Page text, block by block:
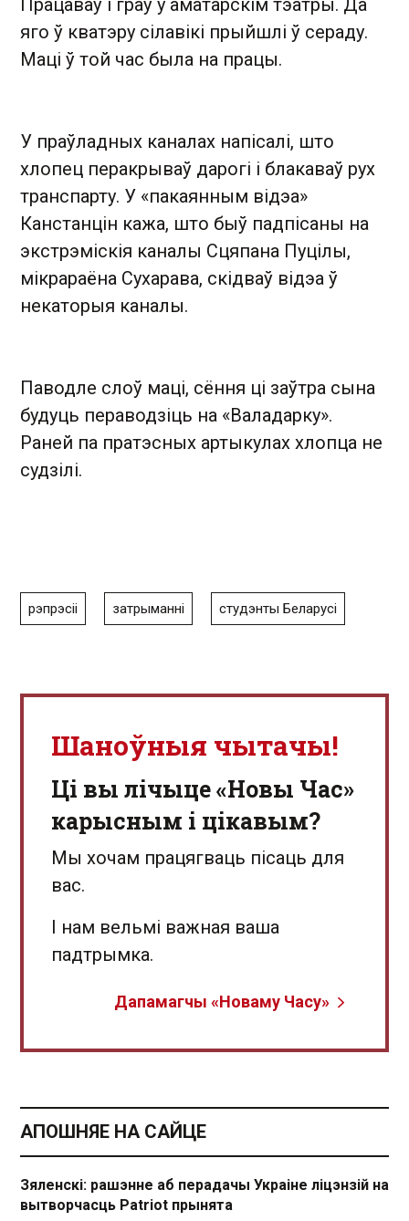
Працаваў і граў у аматарскім тэатры. Да
яго ў кватэру сілавікі прыйшлі ў сераду.
Маці ў той час была на працы.
У праўладных каналах напісалі, што
хлопец перакрываў дарогі і блакаваў рух
транспарту. У «пакаянным відэа»
Канстанцін кажа, што быў падпісаны на
экстрэміскія каналы Сцяпана Пуцілы,
мікрараёна Сухарава, скідваў відэа ў
некаторыя каналы.
Паводле слоў маці, сёння ці заўтра сына
будуць пераводзіць на «Валадарку».
Раней па пратэсных артыкулах хлопца не
судзілі.
рэпрэсіі затрыманні студэнты Беларусі
Шаноўныя чытачы!
Ці вы лічыце «Новы Час»
карысным і цікавым?
Мы хочам працягваць пісаць для
вас.
І нам вельмі важная ваша
падтрымка.
Дапамагчы «Новаму Часу»
АПОШНЯЕ НА САЙЦЕ
Зяленскі: рашэнне аб перадачы Украіне ліцэнзій на
вытворчасць Patriot прынята